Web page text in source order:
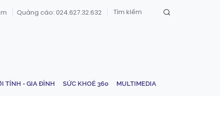
Quảng cáo: 024.627.32.632
TÍNH - GIA ĐÌNH SỨC KHOẺ 360 MULTIMEDIA